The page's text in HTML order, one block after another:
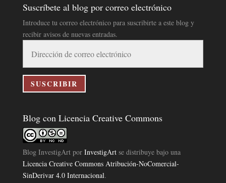
Suscríbete al blog por correo electrónico
Introduce tu correo electrónico para suscribirte a este blog y
recibir avisos de nuevas entradas.
correo
electrónico
SUSCRIBIR
Blog con Licencia Creative Commons
Blog InvestigArtpor InvestigArtse distribuye bajo una
Licencia Creative Commons Atribución-NoComercial-
SinDerivar 4.0 Internacional.